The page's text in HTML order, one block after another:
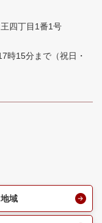
四丁目1番1号
時15分まで （祝日・
域